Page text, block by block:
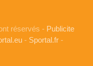
réservés - Publicite
- Sportal.fr -